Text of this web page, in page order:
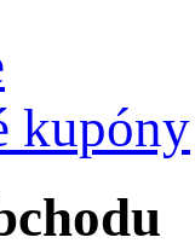
kupóny